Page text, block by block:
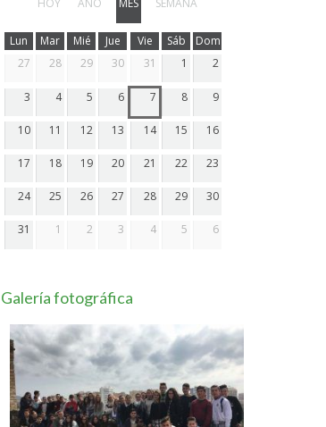
HOY AÑO MES SEMANA
Lun Mar Mié Jue Vie Sáb
Dom
27
28 29 30 31 1 2
3 4 5 6 7 8 9
10 11 12 13 14 15 16
17 18 19 20 21 22 23
24 25 26 27 28 29 30
31 1 2 3 4 5 6
Galería fotográfica